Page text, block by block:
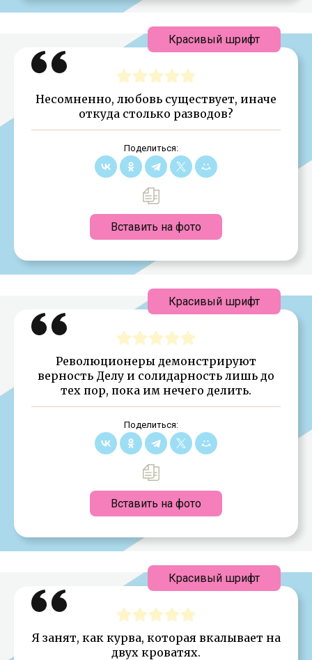
Несомненно, любовь существует, иначе
откуда столько разводов?
Поделиться:
Вставить на фото
Красивый шрифт
Революционеры демонстрируют
верность Делу и солидарность лишь до
тех пор, пока им нечего делить.
Поделиться:
Вставить на фото
Красивый шрифт
Я занят, как курва, которая вкалывает на
двух кро­ватях.
Красивый шрифт